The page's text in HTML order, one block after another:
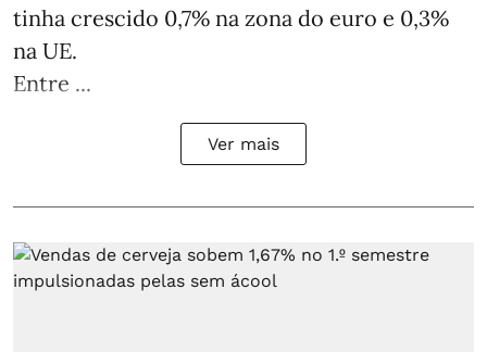
tinha crescido 0,7% na zona do euro e 0,3%
na UE.
Entre ...
Ver mais